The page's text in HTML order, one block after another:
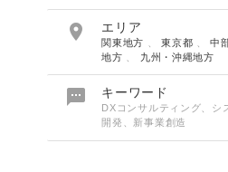
 エリア
関東地方 、東京都 、中
地方
九州・沖縄地方
 キーワード
DXコンサルティング、シ
開発、新事業創造